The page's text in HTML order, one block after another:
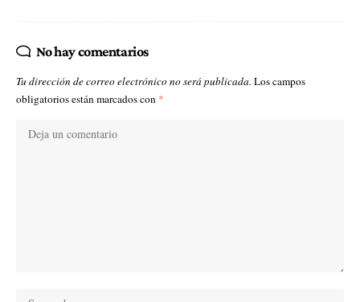
No hay comentarios
Tu dirección de correo electrónico no será publicada. Los campos
obligatorios están marcados con *